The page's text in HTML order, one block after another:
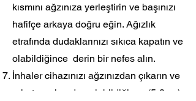
kısmını ağzınıza yerleştirin ve başınızı
hafifçe arkaya doğru eğin. Ağızlık
etrafında dudaklarınızı sıkıca kapatın ve
olabildiğince derin bir nefes alın.
İnhaler cihazınızı ağzınızdan çıkarın ve
rahatsız olmadan olabildiğince (5-8 sn)